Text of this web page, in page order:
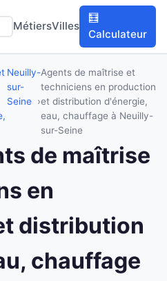
MétiersVilles
🧮
Calculateur
Neuilly-
sur-
Seine
Agents de maîtrise et
techniciens en production
et distribution d'énergie,
eau, chauffage à Neuilly-
sur-Seine
de maîtrise
en
distribution
chauffage